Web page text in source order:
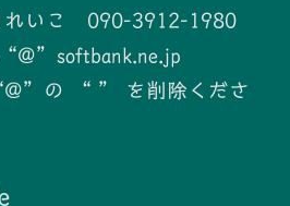
れいこ 090-3912-1980
の “ ” を削除くださ